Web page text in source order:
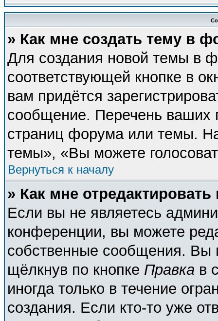
» Как мне создать тему в
Для создания новой темы в
соответствующей кнопке в
вам придётся
сообщение. Перечень ваших
страниц форума или темы.
темы», «Вы можете
Вернуться к началу
» Как мне
Если вы не являетесь
конференции, вы можете
собственные сообщения. Вы
щёлкнув по кнопке Правка в
иногда только в течение
создания. Если кто-то уже